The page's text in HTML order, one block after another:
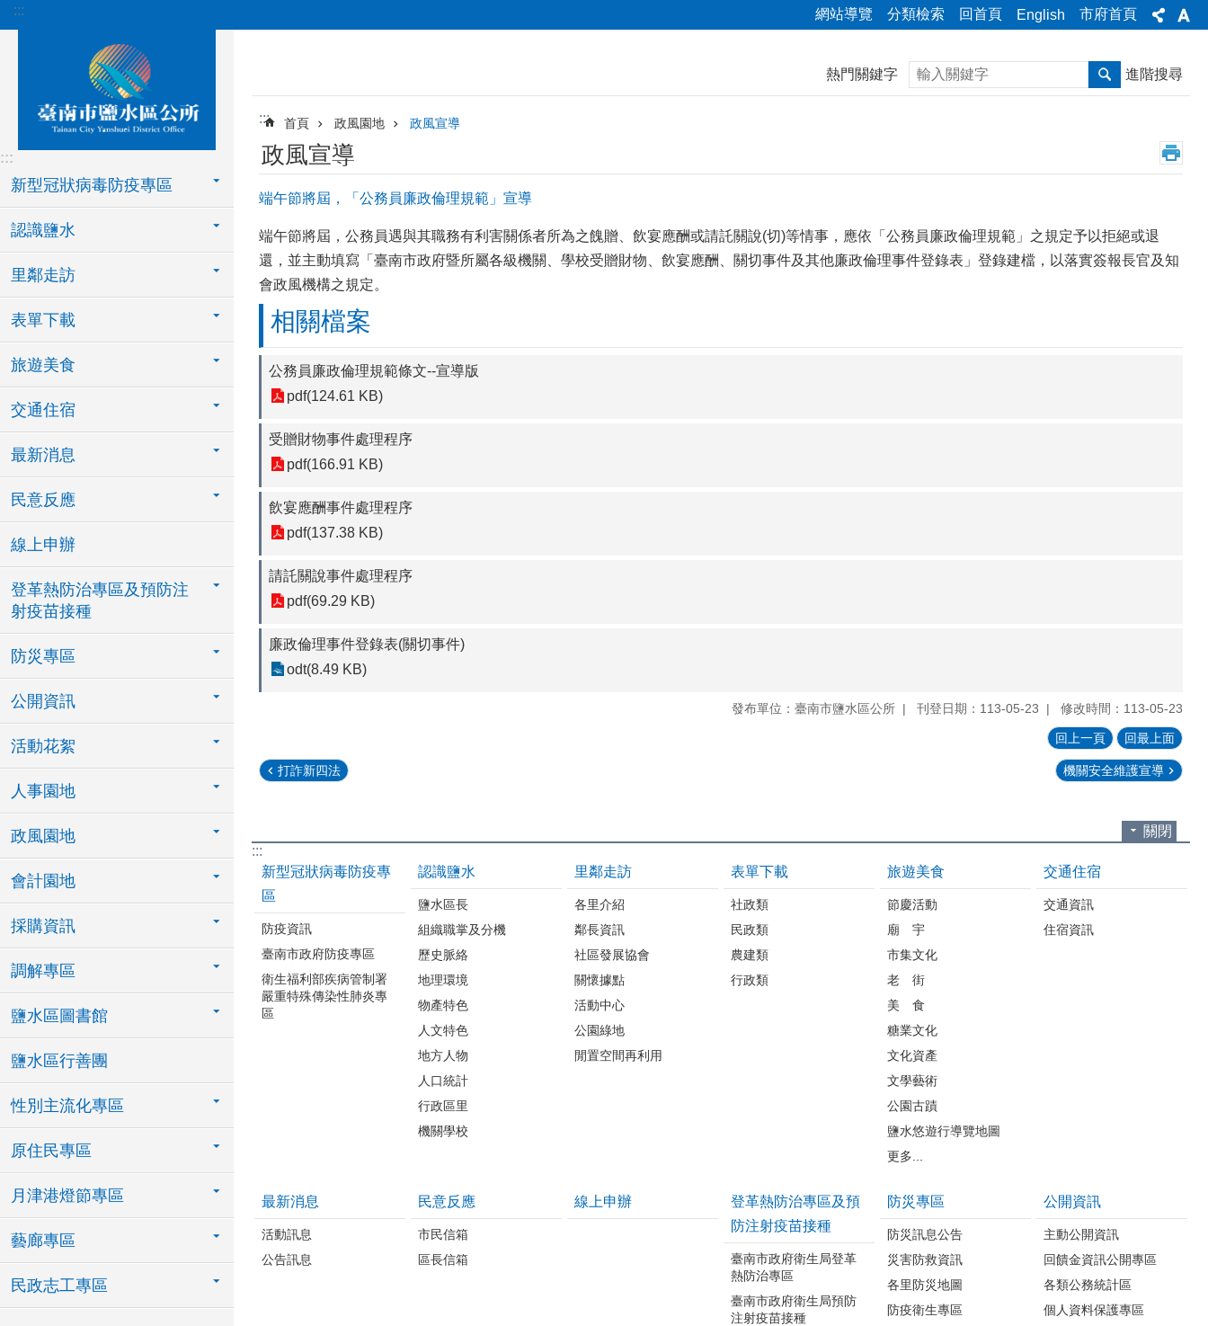
跳到主要內容區塊
::: 網站導覽 分類檢索 回首頁 English 市府首頁
:::
新型冠狀病毒防疫專區
認識鹽水
里鄰走訪
表單下載
旅遊美食
交通住宿
最新消息
民意反應
線上申辦
登革熱防治專區及預防注
射疫苗接種
防災專區
公開資訊
活動花絮
人事園地
政風園地
會計園地
採購資訊
調解專區
鹽水區圖書館
鹽水區行善團
性別主流化專區
原住民專區
月津港燈節專區
藝廊專區
民政志工專區
熱門關鍵字 搜尋 進階搜尋
::: 首頁 政風園地 政風宣導
政風宣導
端午節將屆，「公務員廉政倫理規範」宣導
端午節將屆，公務員遇與其職務有利害關係者所為之餽贈、飲宴應酬或請託關說(切)等情事，應依「公務員廉政倫理規範」之規定予以拒絕或退
還，並主動填寫「臺南市政府暨所屬各級機關、學校受贈財物、飲宴應酬、關切事件及其他廉政倫理事件登錄表」登錄建檔，以落實簽報長官及知
會政風機構之規定。
相關檔案
公務員廉政倫理規範條文--宣導版
pdf(124.61 KB)
受贈財物事件處理程序
pdf(166.91 KB)
飲宴應酬事件處理程序
pdf(137.38 KB)
請託關說事件處理程序
pdf(69.29 KB)
廉政倫理事件登錄表(關切事件)
odt(8.49 KB)
發布單位：臺南市鹽水區公所 刊登日期：113-05-23 修改時間：113-05-23
回上一頁 回最上面
打詐新四法 機關安全維護宣導
關閉
:::
新型冠狀病毒防疫專
區
防疫資訊
臺南市政府防疫專區
衛生福利部疾病管制署
嚴重特殊傳染性肺炎專
區
認識鹽水
鹽水區長
組織職掌及分機
歷史脈絡
地理環境
物產特色
人文特色
地方人物
人口統計
行政區里
機關學校
里鄰走訪
各里介紹
鄰長資訊
社區發展協會
關懷據點
活動中心
公園綠地
閒置空間再利用
表單下載
社政類
民政類
農建類
行政類
旅遊美食
節慶活動
廟 宇
市集文化
老 街
美 食
糖業文化
文化資產
文學藝術
公園古蹟
鹽水悠遊行導覽地圖
更多...
交通住宿
交通資訊
住宿資訊
最新消息
活動訊息
公告訊息
民意反應
市民信箱
區長信箱
線上申辦
登革熱防治專區及預
防注射疫苗接種
臺南市政府衛生局登革
熱防治專區
臺南市政府衛生局預防
注射疫苗接種
防災專區
防災訊息公告
災害防救資訊
各里防災地圖
防疫衛生專區
公開資訊
主動公開資訊
回饋金資訊公開專區
各類公務統計區
個人資料保護專區